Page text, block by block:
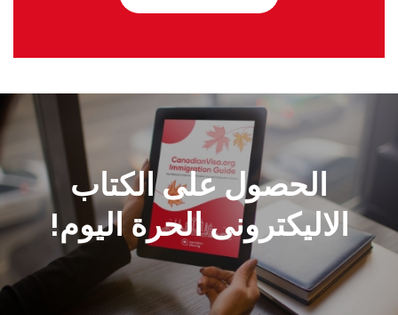
الحصول على الكتاب
الاليكترونى الحرة اليوم!